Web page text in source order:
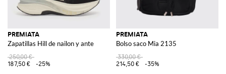
PREMIATA
Zapatillas Hill de nailon y ante
250,00 €
187,50 €
-25%
PREMIATA
Bolso saco Mia 2135
330,00 €
214,50 €
-35%